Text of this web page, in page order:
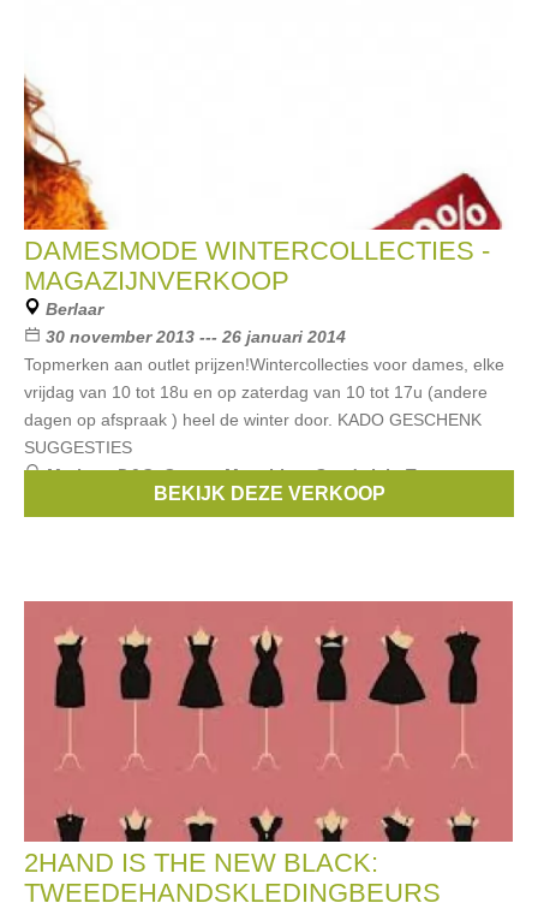
DAMESMODE WINTERCOLLECTIES -
MAGAZIJNVERKOOP
Berlaar
30 november 2013 --- 26 januari 2014
Topmerken aan outlet prijzen!Wintercollecties voor dames, elke
vrijdag van 10 tot 18u en op zaterdag van 10 tot 17u (andere
dagen op afspraak ) heel de winter door. KADO GESCHENK
SUGGESTIES
Merken:D&G,Scapa,Moschino,Sandwich,Tommy
BEKIJK DEZE VERKOOP
2HAND IS THE NEW BLACK:
TWEEDEHANDSKLEDINGBEURS